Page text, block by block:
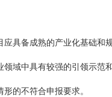
应具备成熟的产业化基础和
领域中具有较强的引领示范
形的不符合申报要求。